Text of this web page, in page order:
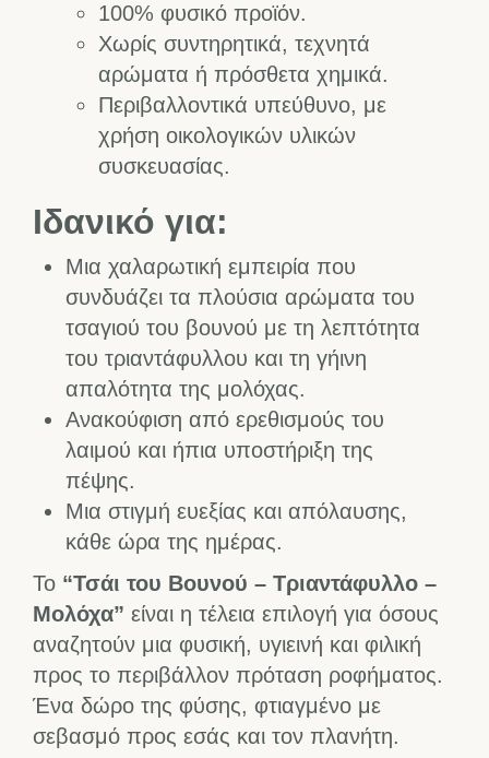
100% φυσικό προϊόν.
Χωρίς συντηρητικά, τεχνητά
αρώματα ή πρόσθετα χημικά.
Περιβαλλοντικά υπεύθυνο, με
χρήση οικολογικών υλικών
συσκευασίας.
Ιδανικό για:
Μια χαλαρωτική εμπειρία που
συνδυάζει τα πλούσια αρώματα του
τσαγιού του βουνού με τη λεπτότητα
του τριαντάφυλλου και τη γήινη
απαλότητα της μολόχας.
Ανακούφιση από ερεθισμούς του
λαιμού και ήπια υποστήριξη της
πέψης.
Μια στιγμή ευεξίας και απόλαυσης,
κάθε ώρα της ημέρας.
Το “Τσάι του Βουνού – Τριαντάφυλλο –
Μολόχα” είναι η τέλεια επιλογή για όσους
αναζητούν μια φυσική, υγιεινή και φιλική
προς το περιβάλλον πρόταση ροφήματος.
Ένα δώρο της φύσης, φτιαγμένο με
σεβασμό προς εσάς και τον πλανήτη.